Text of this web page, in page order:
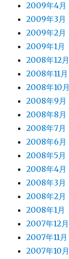
2009年4月
2009年3月
2009年2月
2009年1月
2008年12月
2008年11月
2008年10月
2008年9月
2008年8月
2008年7月
2008年6月
2008年5月
2008年4月
2008年3月
2008年2月
2008年1月
2007年12月
2007年11月
2007年10月